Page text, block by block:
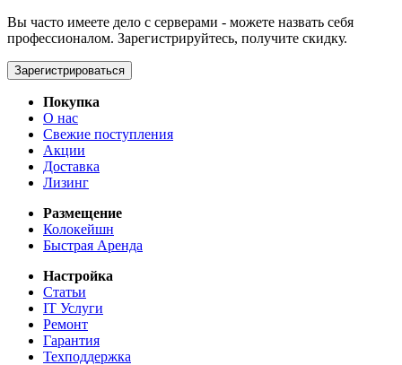
Вы часто имеете дело с серверами - можете назвать себя
профессионалом. Зарегистрируйтесь, получите скидку.
Зарегистрироваться
Покупка
О нас
Свежие поступления
Акции
Доставка
Лизинг
Размещение
Колокейшн
Быстрая Аренда
Настройка
Статьи
IT Услуги
Ремонт
Гарантия
Техподдержка